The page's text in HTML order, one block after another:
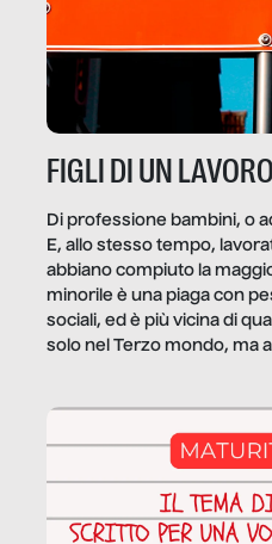
FIGLI DI UN
Di professione bambini, o
E, allo stesso tempo,
abbiano compiuto la
minorile è una piaga con
sociali, ed è più vicina di
solo nel Terzo mondo, ma